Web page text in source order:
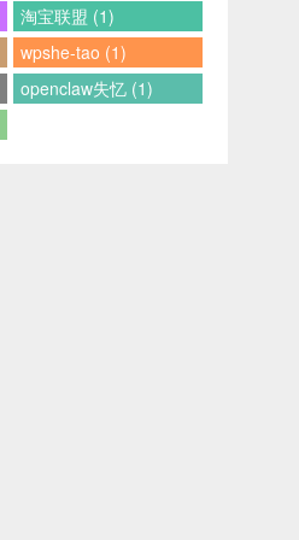
淘宝联盟 (1)
wpshe-tao (1)
openclaw失忆 (1)